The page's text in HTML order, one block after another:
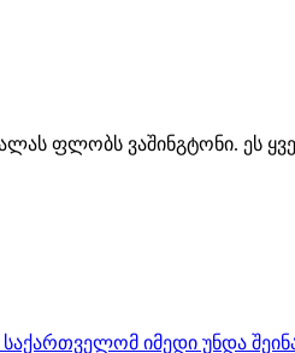
ფლობს ვაშინგტონი. ეს
საქართველომ იმედი უნდა